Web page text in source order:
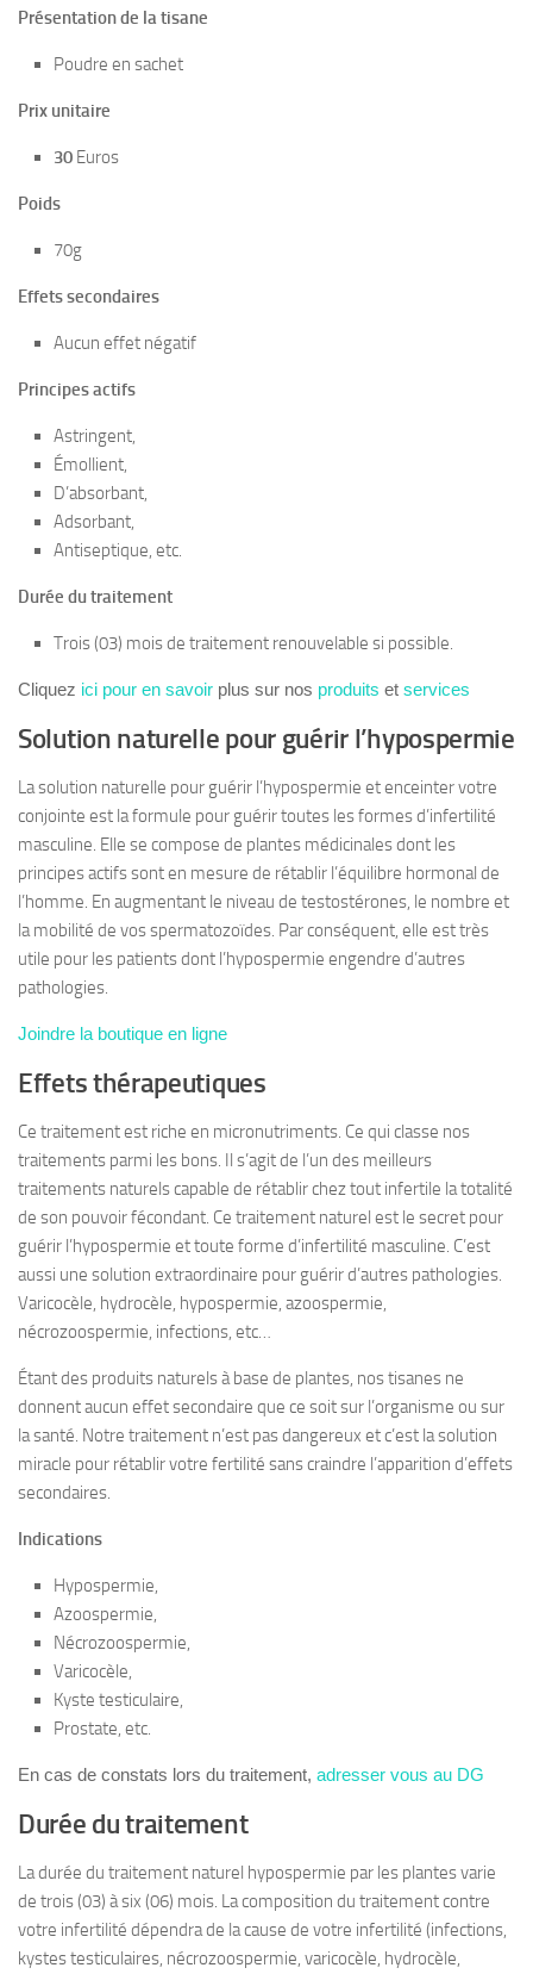
Présentation de la tisane
Poudre en sachet
Prix unitaire
30 Euros
Poids
70g
Effets secondaires
Aucun effet négatif
Principes actifs
Astringent,
Émollient,
D’absorbant,
Adsorbant,
Antiseptique, etc.
Durée du traitement
Trois (03) mois de traitement renouvelable si possible.
Cliquez ici pour en savoir plus sur nos produits et services
Solution naturelle pour guérir l’hypospermie
La solution naturelle pour guérir l’hypospermie et enceinter votre
conjointe est la formule pour guérir toutes les formes d’infertilité
masculine. Elle se compose de plantes médicinales dont les
principes actifs sont en mesure de rétablir l’équilibre hormonal de
l’homme. En augmentant le niveau de testostérones, le nombre et
la mobilité de vos spermatozoïdes. Par conséquent, elle est très
utile pour les patients dont l’hypospermie engendre d’autres
pathologies.
Joindre la boutique en ligne
Effets thérapeutiques
Ce traitement est riche en micronutriments. Ce qui classe nos
traitements parmi les bons. Il s’agit de l’un des meilleurs
traitements naturels capable de rétablir chez tout infertile la totalité
de son pouvoir fécondant. Ce traitement naturel est le secret pour
guérir l’hypospermie et toute forme d’infertilité masculine. C’est
aussi une solution extraordinaire pour guérir d’autres pathologies.
Varicocèle, hydrocèle, hypospermie, azoospermie,
nécrozoospermie, infections, etc…
Étant des produits naturels à base de plantes, nos tisanes ne
donnent aucun effet secondaire que ce soit sur l’organisme ou sur
la santé. Notre traitement n’est pas dangereux et c’est la solution
miracle pour rétablir votre fertilité sans craindre l’apparition d’effets
secondaires.
Indications
Hypospermie,
Azoospermie,
Nécrozoospermie,
Varicocèle,
Kyste testiculaire,
Prostate, etc.
En cas de constats lors du traitement, adresser vous au DG
Durée du traitement
La durée du traitement naturel hypospermie par les plantes varie
de trois (03) à six (06) mois. La composition du traitement contre
votre infertilité dépendra de la cause de votre infertilité (infections,
kystes testiculaires, nécrozoospermie, varicocèle, hydrocèle,